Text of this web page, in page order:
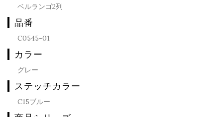
ベルランゴ2列
品番
C0545-01
カラー
グレー
ステッチカラー
C15ブルー